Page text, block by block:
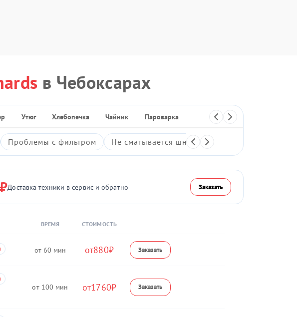
в Чебоксарах
Утюг Хлебопечка Чайник Пароварка Отпариватель
Проблемы с фильтром Не сматывается шнур Протечка
Доставка техники в сервис и обратно Заказать
ВРЕМЯ СТОИМОСТЬ
60 880
100 1760